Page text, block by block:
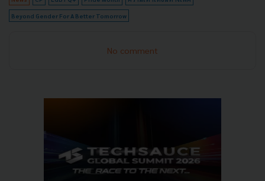
Beyond Gender For A Better Tomorrow
No comment